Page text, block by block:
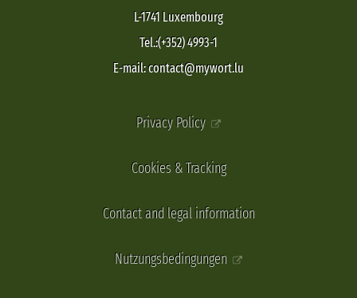
L-1741 Luxembourg
Tel.:(+352) 4993-1
E-mail: contact@mywort.lu
Privacy Policy
Cookies & Tracking
Contact and legal information
Nutzungsbedingungen